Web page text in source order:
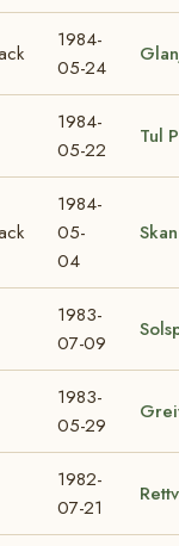
1984-
05-24
1984-
05-22
Tul
1984-
05-
04
1983-
07-09
1983-
05-29
1982-
07-21